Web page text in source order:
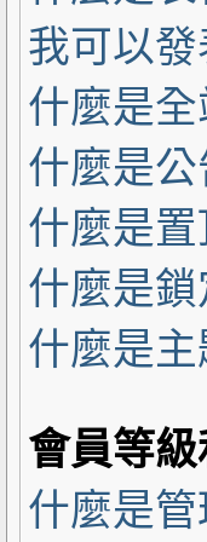
我可以
什麼是
什麼是
什麼是
什麼是
什麼是
會員等
什麼是